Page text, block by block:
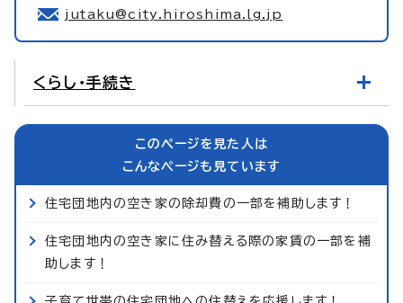
jutaku@city.hiroshima.lg.jp
くらし・手続き
このページを見た人は
こんなページも見ています
住宅団地内の空き家の除却費の一部を補助します！
住宅団地内の空き家に住み替える際の家賃の一部を補
助します！